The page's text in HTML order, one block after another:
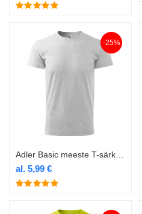
-25%
al. 5,99 €